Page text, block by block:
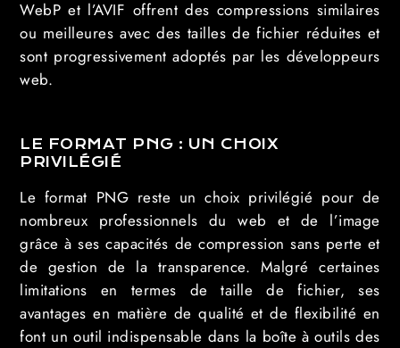
WebP et l’AVIF offrent des compressions similaires
ou meilleures avec des tailles de fichier réduites et
sont progressivement adoptés par les développeurs
web.
LE FORMAT PNG : UN CHOIX
PRIVILÉGIÉ
Le format PNG reste un choix privilégié pour de
nombreux professionnels du web et de l’image
grâce à ses capacités de compression sans perte et
de gestion de la transparence. Malgré certaines
limitations en termes de taille de fichier, ses
avantages en matière de qualité et de flexibilité en
font un outil indispensable dans la boîte à outils des